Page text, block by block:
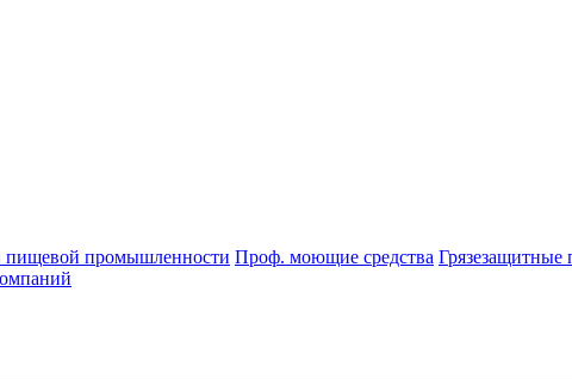
пищевой промышленности Проф. моющие средства Грязезащитные